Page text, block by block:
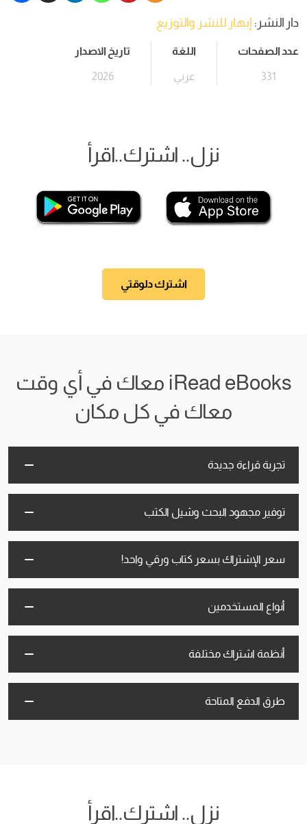
دار النشر: إبهار للنشر والتوزيع
عدد الصفحات
331
اللغة
عربي
تاريخ الاصدار
2026
نزل.. اشترك..اقرأ
اشترك دلوقتي
iRead eBooks معاك في أي وقت
معاك في كل مكان
تجربة قراءة جديدة
توفير مجهود البحث وشيل الكتب
سعر الإشتراك بسعر كتاب ورقي واحد!
أنواع المستخدمين
أنظمة اشتراك مختلفة
طرق الدفع المتاحة
نزل.. اشترك..اقرأ